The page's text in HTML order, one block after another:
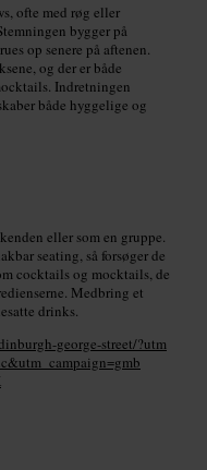
ofte med røg eller
bygger på
op senere på aftenen.
og der er både
Indretningen
både hyggelige og
eller som en gruppe.
seating, så forsøger de
cocktails og mocktails, de
Medbring et
drinks.
george-street/?utm